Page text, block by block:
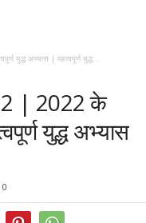
युद्ध अभ्यास | महत्वपूर्ण युद्ध...
| 2022 के
युद्ध अभ्यास
0